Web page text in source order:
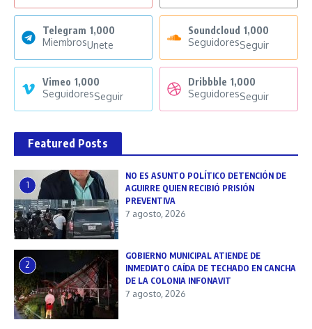
Telegram 1,000
MiembrosUnete
Soundcloud 1,000
SeguidoresSeguir
Vimeo 1,000
SeguidoresSeguir
Dribbble 1,000
SeguidoresSeguir
Featured Posts
1
NO ES ASUNTO POLÍTICO DETENCIÓN DE
AGUIRRE QUIEN RECIBIÓ PRISIÓN
PREVENTIVA
7 agosto, 2026
2
GOBIERNO MUNICIPAL ATIENDE DE
INMEDIATO CAÍDA DE TECHADO EN CANCHA
DE LA COLONIA INFONAVIT
7 agosto, 2026